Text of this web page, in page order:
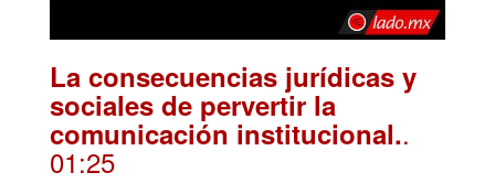
La consecuencias jurídicas y
sociales de pervertir la
comunicación institucional..
01:25